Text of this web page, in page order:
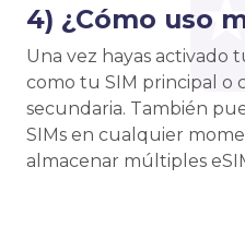
4) ¿Cómo uso
Una vez hayas activado
como tu SIM principal o
secundaria. También
SIMs en cualquier
almacenar múltiples